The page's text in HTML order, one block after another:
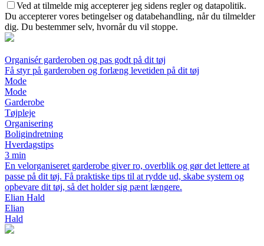
Ved at tilmelde mig accepterer jeg sidens regler og datapolitik.
Du accepterer vores betingelser og databehandling, når du tilmelder
dig. Du bestemmer selv, hvornår du vil stoppe.
Organisér garderoben og pas godt på dit tøj
Få styr på garderoben og forlæng levetiden på dit tøj
Mode
Mode
Garderobe
Tøjpleje
Organisering
Boligindretning
Hverdagstips
3 min
En velorganiseret garderobe giver ro, overblik og gør det lettere at
passe på dit tøj. Få praktiske tips til at rydde ud, skabe system og
opbevare dit tøj, så det holder sig pænt længere.
Elian Hald
Elian
Hald